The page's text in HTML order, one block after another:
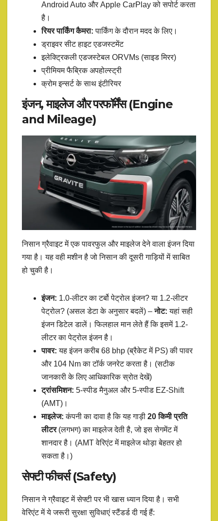
Android Auto और Apple CarPlay को सपोर्ट करता
है।
रियर पार्किंग कैमरा: पार्किंग के दौरान मदद के लिए।
ड्राइवर सीट हाइट एडजस्टमेंट
इलेक्ट्रिकली एडजस्टेबल ORVMs (साइड मिरर)
प्रीमियम फैब्रिक अपहोल्स्ट्री
क्रोम इन्सर्ट के साथ इंटीरियर
इंजन, माइलेज और परफॉर्मेंस (Engine
and Mileage)
निसान ग्रैवाइट में एक पावरफुल और माइलेज देने वाला इंजन दिया
गया है। यह वही मशीन है जो निसान की दूसरी गाड़ियों में साबित
हो चुकी है।
इंजन: 1.0-लीटर का टर्बो पेट्रोल इंजन? या 1.2-लीटर
पेट्रोल? (असल डेटा के अनुसार बदलें) –नोट: यहां सही
इंजन डिटेल डालें। फिलहाल मान लेते हैं कि इसमें 1.2-
लीटर का पेट्रोल इंजन है।
पावर: यह इंजन करीब 68 bhp (ब्रैकेट में PS) की पावर
और 104 Nm का टॉर्क जनरेट करता है। (सटीक
जानकारी के लिए आधिकारिक स्रोत देखें)
ट्रांसमिशन: 5-स्पीड मैनुअल और 5-स्पीड EZ-Shift
(AMT)।
माइलेज: कंपनी का दावा है कि यह गाड़ी 20 किमी प्रति
लीटर(लगभग) का माइलेज देती है, जो इस सेगमेंट में
शानदार है। (AMT वेरिएंट में माइलेज थोड़ा बेहतर हो
सकता है।)
सेफ्टी फीचर्स (Safety)
निसान ने ग्रैवाइट में सेफ्टी पर भी खास ध्यान दिया है। सभी
वेरिएंट में ये जरूरी सुरक्षा सुविधाएं स्टैंडर्ड दी गई हैं: